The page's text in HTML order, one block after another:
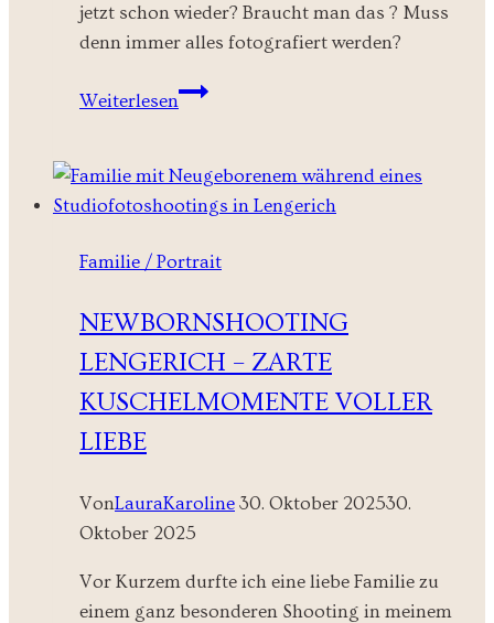
jetzt schon wieder? Braucht man das ? Muss
denn immer alles fotografiert werden?
Weiterlesen
Verlobungsshooting
Teil
II
Familie / Portrait
NEWBORNSHOOTING
LENGERICH – ZARTE
KUSCHELMOMENTE VOLLER
LIEBE
VonLauraKaroline 30. Oktober 202530.
Oktober 2025
Vor Kurzem durfte ich eine liebe Familie zu
einem ganz besonderen Shooting in meinem